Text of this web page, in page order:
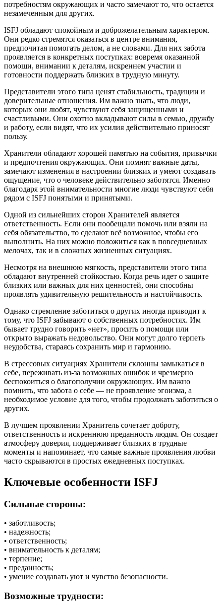
потребностям окружающих и часто замечают то, что остается
незамеченным для других.
ISFJ обладают спокойным и доброжелательным характером.
Они редко стремятся оказаться в центре внимания,
предпочитая помогать делом, а не словами. Для них забота
проявляется в конкретных поступках: вовремя оказанной
помощи, внимании к деталям, искреннем участии и
готовности поддержать близких в трудную минуту.
Представители этого типа ценят стабильность, традиции и
доверительные отношения. Им важно знать, что люди,
которых они любят, чувствуют себя защищенными и
счастливыми. Они охотно вкладывают силы в семью, дружбу
и работу, если видят, что их усилия действительно приносят
пользу.
Хранители обладают хорошей памятью на события, привычки
и предпочтения окружающих. Они помнят важные даты,
замечают изменения в настроении близких и умеют создавать
ощущение, что о человеке действительно заботятся. Именно
благодаря этой внимательности многие люди чувствуют себя
рядом с ISFJ понятыми и принятыми.
Одной из сильнейших сторон Хранителей является
ответственность. Если они пообещали помочь или взяли на
себя обязательство, то сделают всё возможное, чтобы его
выполнить. На них можно положиться как в повседневных
мелочах, так и в сложных жизненных ситуациях.
Несмотря на внешнюю мягкость, представители этого типа
обладают внутренней стойкостью. Когда речь идет о защите
близких или важных для них ценностей, они способны
проявлять удивительную решительность и настойчивость.
Однако стремление заботиться о других иногда приводит к
тому, что ISFJ забывают о собственных потребностях. Им
бывает трудно говорить «нет», просить о помощи или
открыто выражать недовольство. Они могут долго терпеть
неудобства, стараясь сохранить мир и гармонию.
В стрессовых ситуациях Хранители склонны замыкаться в
себе, переживать из-за возможных ошибок и чрезмерно
беспокоиться о благополучии окружающих. Им важно
помнить, что забота о себе — не проявление эгоизма, а
необходимое условие для того, чтобы продолжать заботиться о
других.
В лучшем проявлении Хранитель сочетает доброту,
ответственность и искреннюю преданность людям. Он создает
атмосферу доверия, поддерживает близких в трудные
моменты и напоминает, что самые важные проявления любви
часто скрываются в простых ежедневных поступках.
Ключевые особенности ISFJ
Сильные стороны:
• заботливость;
• надежность;
• ответственность;
• внимательность к деталям;
• терпение;
• преданность;
• умение создавать уют и чувство безопасности.
Возможные трудности: